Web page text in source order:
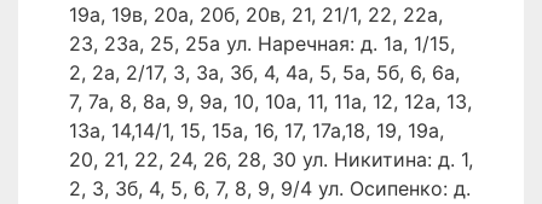
19а, 19в, 20а, 20б, 20в, 21, 21/1, 22, 22а,
23, 23а, 25, 25а ул. Наречная: д. 1а, 1/15,
2, 2а, 2/17, 3, 3а, 3б, 4, 4а, 5, 5а, 5б, 6, 6а,
7, 7а, 8, 8а, 9, 9а, 10, 10а, 11, 11а, 12, 12а, 13,
13а, 14,14/1, 15, 15а, 16, 17, 17а,18, 19, 19а,
20, 21, 22, 24, 26, 28, 30 ул. Никитина: д. 1,
2, 3, 3б, 4, 5, 6, 7, 8, 9, 9/4 ул. Осипенко: д.